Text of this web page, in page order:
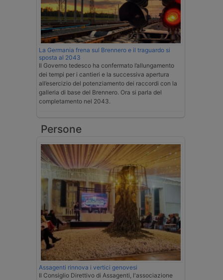
La Germania frena sul Brennero e il traguardo si
sposta al 2043
Il Governo tedesco ha confermato l’allungamento
dei tempi per i cantieri e la successiva apertura
all’esercizio del potenziamento dei raccordi con la
galleria di base del Brennero. Ora si parla del
completamento nel 2043.
Persone
Assagenti rinnova i vertici genovesi
Il Consiglio Direttivo di Assagenti, l'associazione